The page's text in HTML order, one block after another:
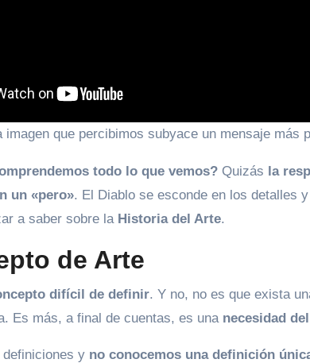
imagen que percibimos subyace un mensaje más
todo lo que vemos? Quizás la
un «pero». El Diablo se esconde en los detalles
a saber sobre la Historia del Arte.
de Arte
difícil de definir. Y no, no es que exista
Es más, a final de cuentas, es una necesidad
y no conocemos una definición